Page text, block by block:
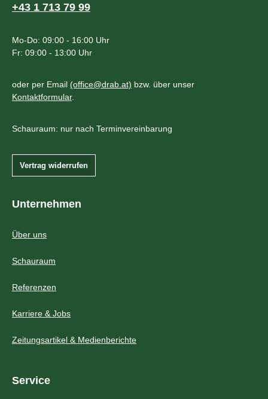
+43 1 713 79 99
Mo-Do: 09:00 - 16:00 Uhr
Fr: 09:00 - 13:00 Uhr
oder per Email (office@drab.at) bzw. über unser
Kontaktformular.
Schauraum: nur nach Terminvereinbarung
Vertrag widerrufen
Unternehmen
Über uns
Schauraum
Referenzen
Karriere & Jobs
Zeitungsartikel & Medienberichte
Service